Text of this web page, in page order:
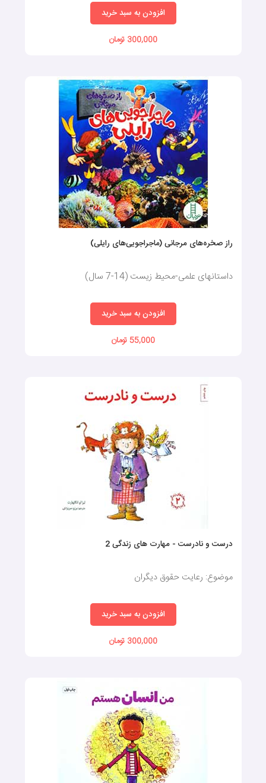
افزودن به سبد خرید
300,000 تومان
راز صخره‌های مرجانی (ماجراجویی‌های رایلی)
داستانهای علمی-محیط زیست (14-7 سال)
افزودن به سبد خرید
55,000 تومان
درست و نادرست - مهارت‌ های زندگی 2
موضوع: رعایت حقوق دیگران
افزودن به سبد خرید
300,000 تومان